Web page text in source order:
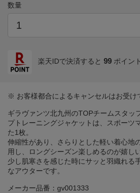
数量
楽天IDで決済すると 99 ポイン
※ お客様都合によるキャンセルはお受け
ギラヴァンツ北九州のTOPチームスタッ
プトレーニングジャケットは、スポーツ
た1枚。
伸縮性があり、さらりとした軽い着心地
用し、ロングシーズン楽しめるのが嬉し
少し肌寒さを感じた時にサッと羽織れる
なアウターです。
メーカー品番：gv001333